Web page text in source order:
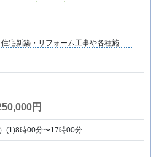
住宅新築・リフォーム工事や各種施設等の給排水及び機器設備工事の他、水道工事・小規模土木工事等も行う。工事現場は気仙管内が中心です。
円
(1)8時00分〜17時00分